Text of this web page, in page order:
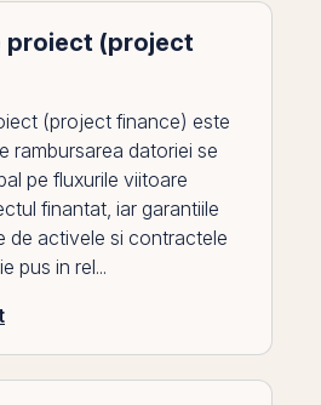
proiect (project
(project finance) este
rambursarea datoriei se
pe fluxurile viitoare
finantat, iar garantiile
de activele si contractele
pus in rel...